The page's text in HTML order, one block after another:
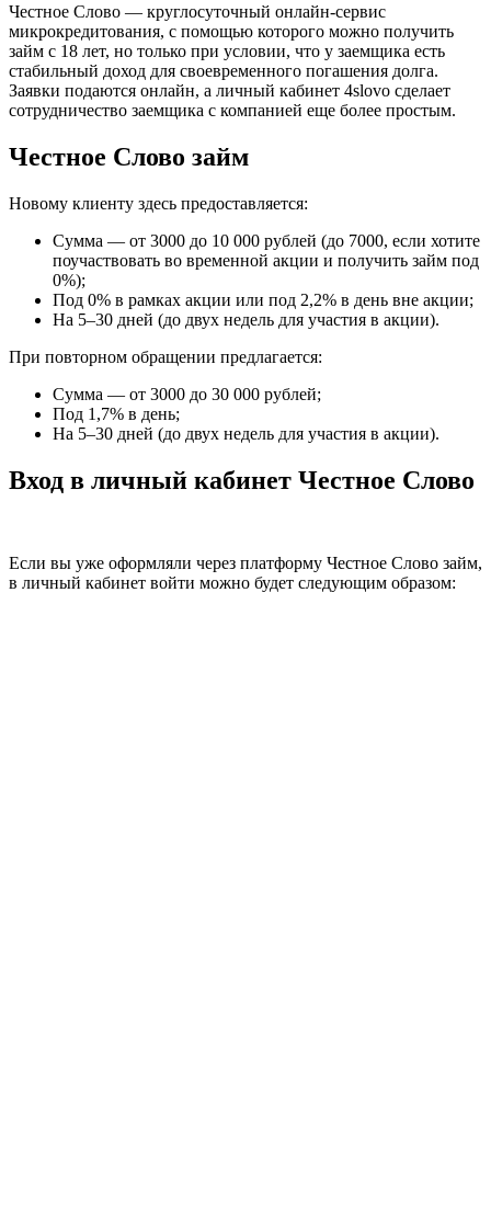
Честное Слово — круглосуточный онлайн-сервис
микрокредитования, с помощью которого можно получить
займ с 18 лет, но только при условии, что у заемщика есть
стабильный доход для своевременного погашения долга.
Заявки подаются онлайн, а личный кабинет 4slovo сделает
сотрудничество заемщика с компанией еще более простым.
Честное Слово займ
Новому клиенту здесь предоставляется:
Сумма — от 3000 до 10 000 рублей (до 7000, если хотите
поучаствовать во временной акции и получить займ под
0%);
Под 0% в рамках акции или под 2,2% в день вне акции;
На 5–30 дней (до двух недель для участия в акции).
При повторном обращении предлагается:
Сумма — от 3000 до 30 000 рублей;
Под 1,7% в день;
На 5–30 дней (до двух недель для участия в акции).
Вход в личный кабинет Честное Слово
Если вы уже оформляли через платформу Честное Слово займ,
в личный кабинет войти можно будет следующим образом: